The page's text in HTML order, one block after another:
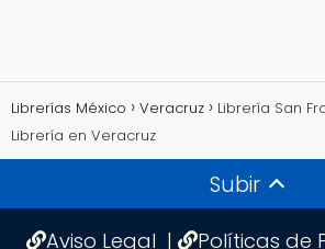
Librerías México Veracruz
Librería San
Librería en Veracruz
Subir
Aviso Legal | Políticas de